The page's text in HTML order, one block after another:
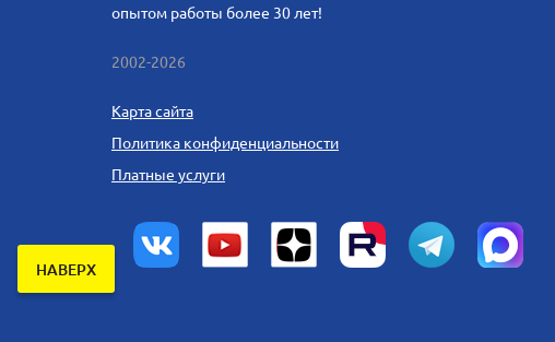
опытом работы более 30 лет!
2002-2026
Карта сайта
Политика конфиденциальности
Платные услуги
НАВЕРХ